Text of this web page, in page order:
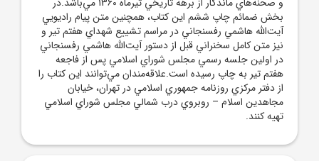
بخش ضمائم چاپ ششم اين کتاب، همچنين متن پيام راديويي
آيت‌الله هاشمي رفسنجاني در مراسم تشييع شهداي هفتم تير و
نيز متن کامل سخنراني قبل از دستور آيت‌الله هاشمي رفسنجاني
در اولين جلسه رسمي مجلس شوراي اسلامي پس از فاجعه
هفتم تير به چاپ رسيده است.علاقه‌مندان مي‌توانند اين کتاب را
از دفتر مرکزي روزنامه جمهوري اسلامي در تهران، خيابان
مجاهدين اسلام – روبروي درب شمالي مجلس شوراي اسلامي
تهيه کنند.